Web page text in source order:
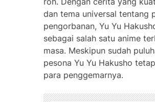
dan tema universal tentang
pengorbanan, Yu Yu
sebagai salah satu anime
masa. Meskipun sudah
pesona Yu Yu Hakusho
para penggemarnya.